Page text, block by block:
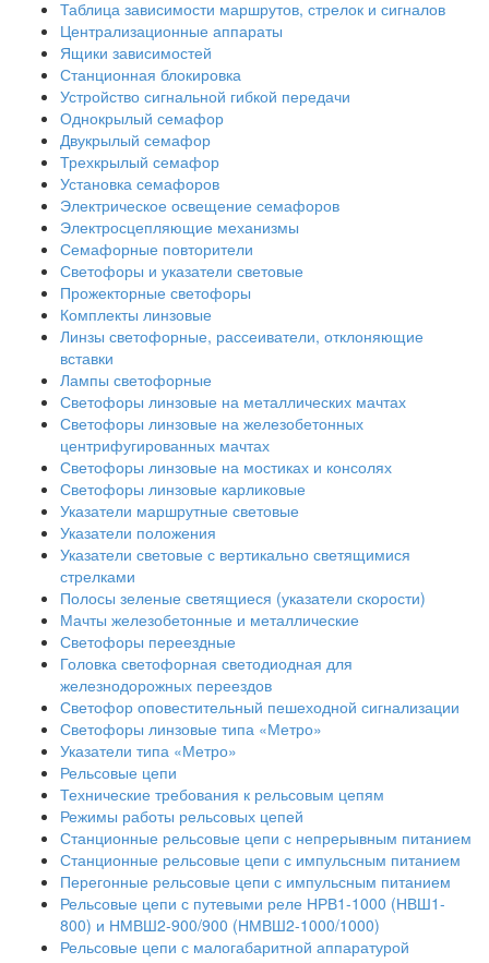
Таблица зависимости маршрутов, стрелок и сигналов
Централизационные аппараты
Ящики зависимостей
Станционная блокировка
Устройство сигнальной гибкой передачи
Однокрылый семафор
Двукрылый семафор
Трехкрылый семафор
Установка семафоров
Электрическое освещение семафоров
Электросцепляющие механизмы
Семафорные повторители
Светофоры и указатели световые
Прожекторные светофоры
Комплекты линзовые
Линзы светофорные, рассеиватели, отклоняющие
вставки
Лампы светофорные
Светофоры линзовые на металлических мачтах
Светофоры линзовые на железобетонных
центрифугированных мачтах
Светофоры линзовые на мостиках и консолях
Светофоры линзовые карликовые
Указатели маршрутные световые
Указатели положения
Указатели световые с вертикально светящимися
стрелками
Полосы зеленые светящиеся (указатели скорости)
Мачты железобетонные и металлические
Светофоры переездные
Головка светофорная светодиодная для
железнодорожных переездов
Светофор оповестительный пешеходной сигнализации
Светофоры линзовые типа «Метро»
Указатели типа «Метро»
Рельсовые цепи
Технические требования к рельсовым цепям
Режимы работы рельсовых цепей
Станционные рельсовые цепи с непрерывным питанием
Станционные рельсовые цепи с импульсным питанием
Перегонные рельсовые цепи с импульсным питанием
Рельсовые цепи с путевыми реле НРВ1-1000 (НВШ1-
800) и НМВШ2-900/900 (НМВШ2-1000/1000)
Рельсовые цепи с малогабаритной аппаратурой